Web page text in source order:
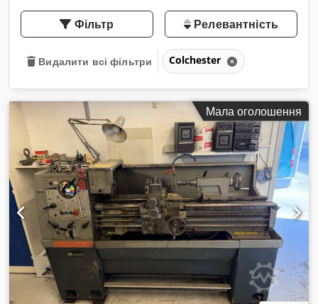
Фільтр Релевантність
Видалити всі фільтри Colchester
Мала оголошення